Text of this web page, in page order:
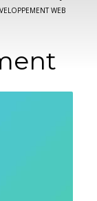
WEB